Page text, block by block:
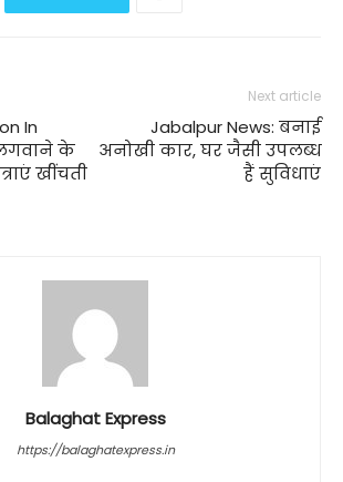
In
के
खींचती
Next article
Jabalpur News: बनाई
अनोखी कार, घर जैसी उपलब्ध
हैं सुविधाएं
Balaghat Express
https://balaghatexpress.in